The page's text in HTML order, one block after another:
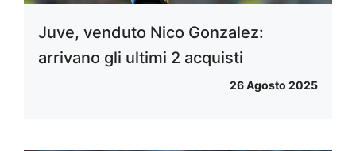
Juve, venduto Nico Gonzalez:
arrivano gli ultimi 2 acquisti
26 Agosto 2025